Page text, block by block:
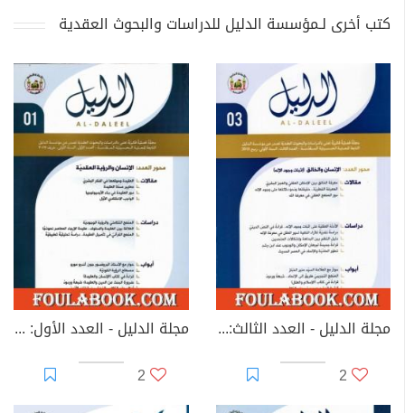
كتب أخرى لـمؤسسة الدليل للدراسات والبحوث العقدية
مجلة الدليل - العدد الثالث: الإنسان والخالق، إثبات وجود الإله
2
مجلة الدليل - العدد الأول: الإنسان والرؤية العقدية
2